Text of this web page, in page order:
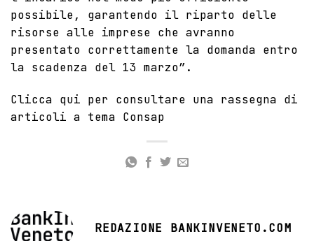
possibile, garantendo il riparto delle
risorse alle imprese che avranno
presentato correttamente la domanda entro
la scadenza del 13 marzo”.
Clicca qui per consultare una rassegna di
articoli a tema Consap
REDAZIONE BANKINVENETO.COM